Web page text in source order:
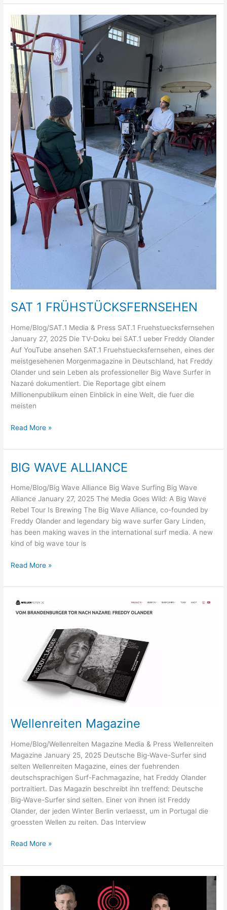
SAT 1 FRÜHSTÜCKSFERNSEHEN
Home/Blog/SAT.1 Media & Press SAT.1 Fruehstuecksfernsehen
January 27, 2025 Die TV-Doku bei SAT.1 ueber Freddy Olander
Auf YouTube ansehen SAT.1 Fruehstuecksfernsehen, eines der
meistgesehenen Morgenmagazine in Deutschland, hat Freddy
Olander und sein Leben als professioneller Big Wave Surfer in
Nazaré dokumentiert. Die Reportage gibt einem
Millionenpublikum einen Einblick in eine Welt, die fuer die
meisten
SAT
FRÜHSTÜCKSFERNSEHEN
Read More »
BIG WAVE ALLIANCE
Home/Blog/Big Wave Alliance Big Wave Surfing Big Wave
Alliance January 27, 2025 The Media Goes Wild: A Big Wave
Rebel Tour Is Brewing The Big Wave Alliance, co-founded by
Freddy Olander and legendary big wave surfer Gary Linden,
has been making waves in the international surf media. A new
kind of big wave tour is
BIG
ALLIANCE
Read More »
Wellenreiten Magazine
Home/Blog/Wellenreiten Magazine Media & Press Wellenreiten
Magazine January 25, 2025 Deutsche Big-Wave-Surfer sind
selten Wellenreiten Magazine, eines der fuehrenden
deutschsprachigen Surf-Fachmagazine, hat Freddy Olander
portraitiert. Das Magazin beschreibt ihn treffend: Deutsche
Big-Wave-Surfer sind selten. Einer von ihnen ist Freddy
Olander, der jeden Winter Berlin verlaesst, um in Portugal die
groessten Wellen zu reiten. Das Interview
Wellenreiten
Read More »